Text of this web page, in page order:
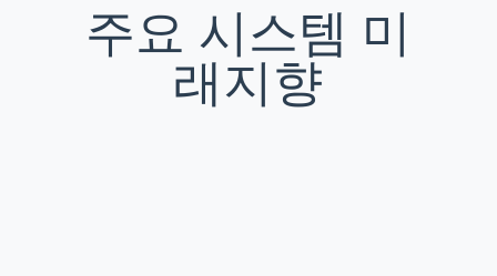
주요 시스템 미
래지향